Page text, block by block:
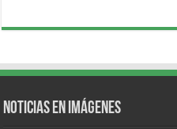
Noticias en Imágenes